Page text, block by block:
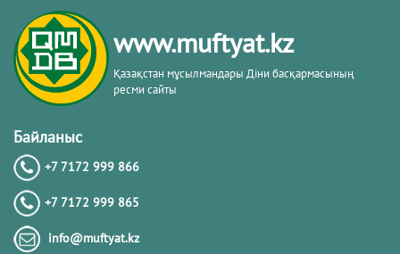
www.muftyat.kz
Қазақстан мұсылмандары Діни басқармасының
ресми сайты
Байланыс
+7 7172 999 866
+7 7172 999 865
info@muftyat.kz